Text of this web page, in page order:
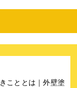
こととは｜外壁塗